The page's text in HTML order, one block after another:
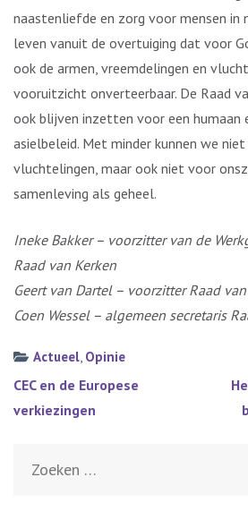
naastenliefde en zorg voor mensen in
leven vanuit de overtuiging dat voor
ook de armen, vreemdelingen en
vooruitzicht onverteerbaar. De Raad
ook blijven inzetten voor een humaan
asielbeleid. Met minder kunnen we
vluchtelingen, maar ook niet voor
samenleving als geheel.
Ineke Bakker – voorzitter van de
Raad van Kerken
Geert van Dartel – voorzitter Raad
Coen Wessel – algemeen secretaris
Actueel, Opinie
Bericht
navigatie
CEC en de Europese
verkiezingen